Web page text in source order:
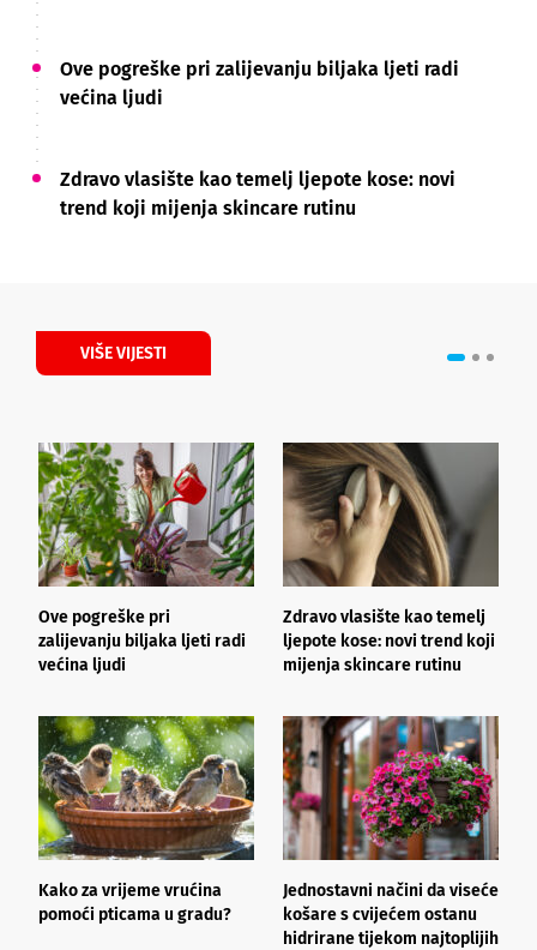
Ove pogreške pri zalijevanju biljaka ljeti radi
većina ljudi
Zdravo vlasište kao temelj ljepote kose: novi
trend koji mijenja skincare rutinu
VIŠE VIJESTI
Ove pogreške pri
zalijevanju biljaka ljeti radi
većina ljudi
Zdravo vlasište kao temelj
ljepote kose: novi trend koji
mijenja skincare rutinu
Kako za vrijeme vrućina
pomoći pticama u gradu?
Jednostavni načini da viseće
košare s cvijećem ostanu
hidrirane tijekom najtoplijih